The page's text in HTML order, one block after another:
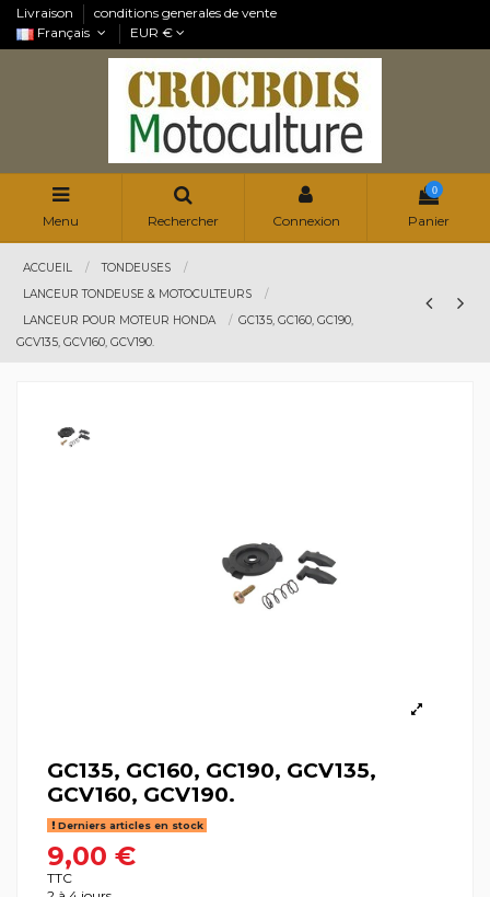
Livraison
conditions generales de vente
Français
EUR €
Menu Rechercher Connexion
0
Panier
ACCUEIL
TONDEUSES
LANCEUR TONDEUSE & MOTOCULTEURS
LANCEUR POUR MOTEUR HONDA
GC135, GC160, GC190,
GCV135, GCV160, GCV190.
GC135, GC160, GC190, GCV135,
GCV160, GCV190.
Derniers articles en stock
9,00 €
TTC